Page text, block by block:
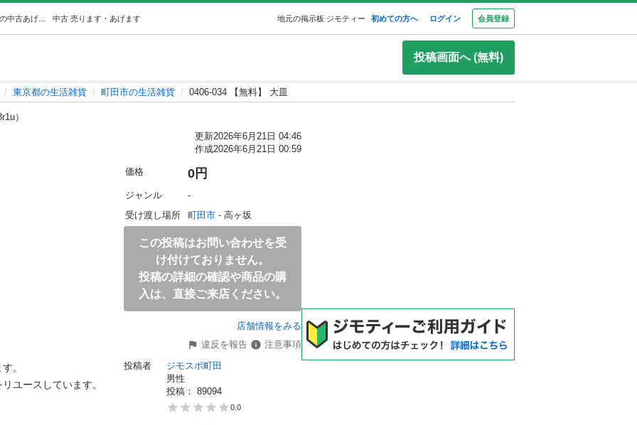
中古 売ります・あげます 地元の掲示板 ジモティー 初めての方へ ログイン 会員登録
投稿画面へ (無料)
東京都の生活雑貨 町田市の生活雑貨 0406-034 【無料】 大皿
）
更新2026年6月21日 04:46
作成2026年6月21日 00:59
。
ユースしています。
価格 0円
ジャンル
-
受け渡し場所
町田市 - 高ヶ坂
この投稿はお問い合わせを受
け付けておりません。
投稿の詳細の確認や商品の購
入は、直接ご来店ください。
店舗情報をみる
違反を報告
注意事項
投稿者
ジモスポ町田
男性
投稿： 89094
0.0